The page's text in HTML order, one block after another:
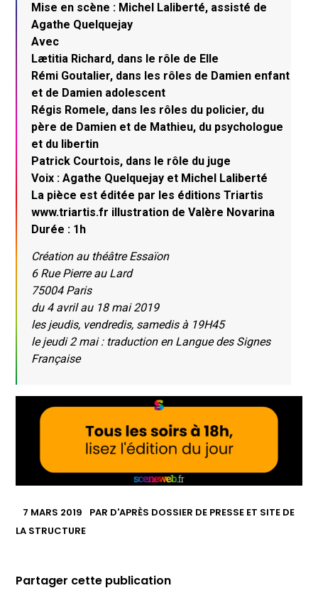
Mise en scène : Michel Laliberté, assisté de
Agathe Quelquejay
Avec
Lætitia Richard, dans le rôle de Elle
Rémi Goutalier, dans les rôles de Damien enfant
et de Damien adolescent
Régis Romele, dans les rôles du policier, du
père de Damien et de Mathieu, du psychologue
et du libertin
Patrick Courtois, dans le rôle du juge
Voix : Agathe Quelquejay et Michel Laliberté
La pièce est éditée par les éditions Triartis
www.triartis.fr illustration de Valère Novarina
Durée : 1h
Création au théâtre Essaïon
6 Rue Pierre au Lard
75004 Paris
du 4 avril au 18 mai 2019
les jeudis, vendredis, samedis à 19H45
le jeudi 2 mai : traduction en Langue des Signes
Française
7 MARS 2019 PAR D'APRÈS DOSSIER DE PRESSE ET SITE DE
LA STRUCTURE
Partager cette publication